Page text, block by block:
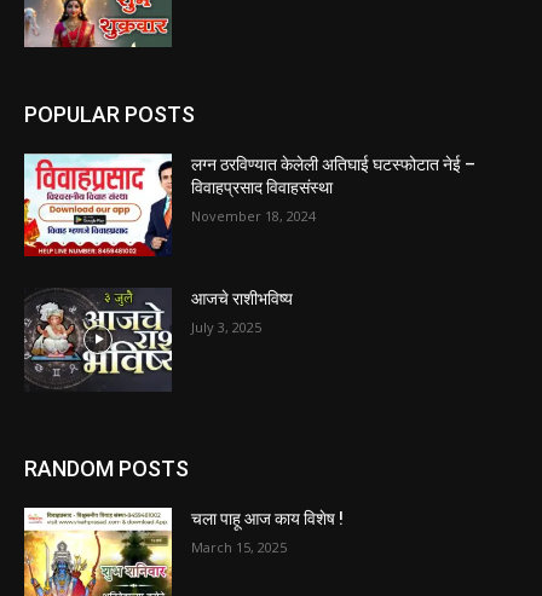
POPULAR POSTS
लग्न ठरविण्यात केलेली अतिघाई घटस्फोटात नेई –
विवाहप्रसाद विवाहसंस्था
November 18, 2024
आजचे राशीभविष्य
July 3, 2025
RANDOM POSTS
चला पाहू आज काय विशेष !
March 15, 2025